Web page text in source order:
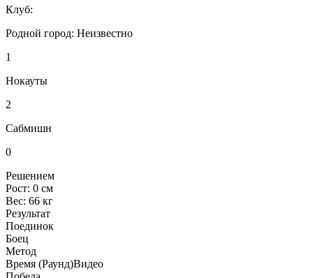
Клуб:
Родной город: Неизвестно
1
Нокауты
2
Сабмишн
0
Решением
Рост: 0 см
Вес: 66 кг
Результат
Поединок
Боец
Метод
Время (Раунд)Видео